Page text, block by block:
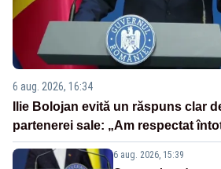
6 aug. 2026, 16:34
Ilie Bolojan evită un răspuns clar
partenerei sale: „Am respectat
6 aug. 2026, 15:39